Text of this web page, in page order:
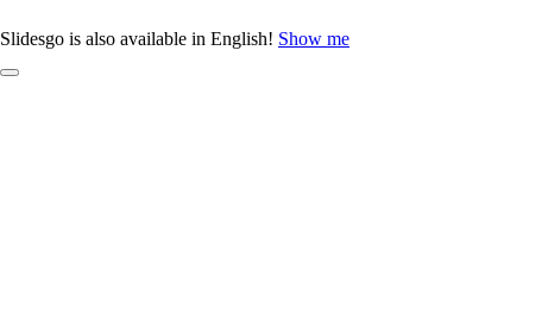
Slidesgo is also available in English! Show me